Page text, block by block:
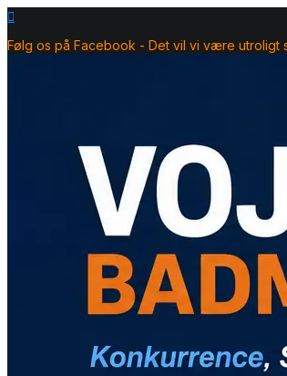
Skip
content
Følg os på Facebook - Det vil vi være utroligt